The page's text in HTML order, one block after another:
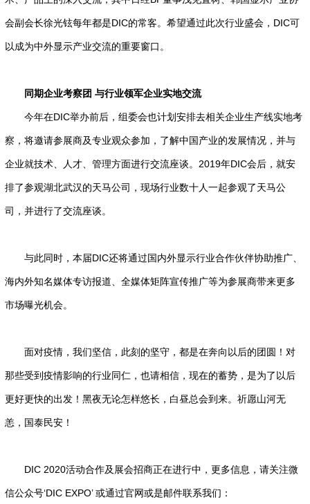
会副会长徐光铉每年都是DIC的常客。希望通过此次行业盛会，DIC可
以成为中外显示产业交流的重要窗口。
同期企业考察团 与行业领军企业实地交流
今年在DIC举办前后，组委会也计划安排去相关企业生产线实地考
察，将邀请参展商及专业观众参加，了解中国产业的发展情况，并与
企业就技术、人才、管理方面进行交流座谈。2019年DIC会后，就安
排了参观湖北武汉的天马公司，现场行业数十人一起参观了天马公
司，并进行了交流座谈。
与此同时，本届DIC还将通过国内外显示行业合作伙伴协助推广、
海内外知名媒体专访报道、全媒体矩阵宣传推广等为参展商带来更多
市场曝光机会。
面对疫情，我们坚信，此刻的坚守，都是在奔向以后的团圆！对
那些受到疫情影响的行业同仁，也请相信，现在的蓄势，是为了以后
更好更快的出发！黑夜无论怎样悠长，白昼总会到来。祈愿山河无
恙，国泰民安！
DIC 2020活动合作及展会招商正在进行中，更多信息，请关注微
信公众号‘DIC EXPO’ 或通过官网或是邮件联系我们：